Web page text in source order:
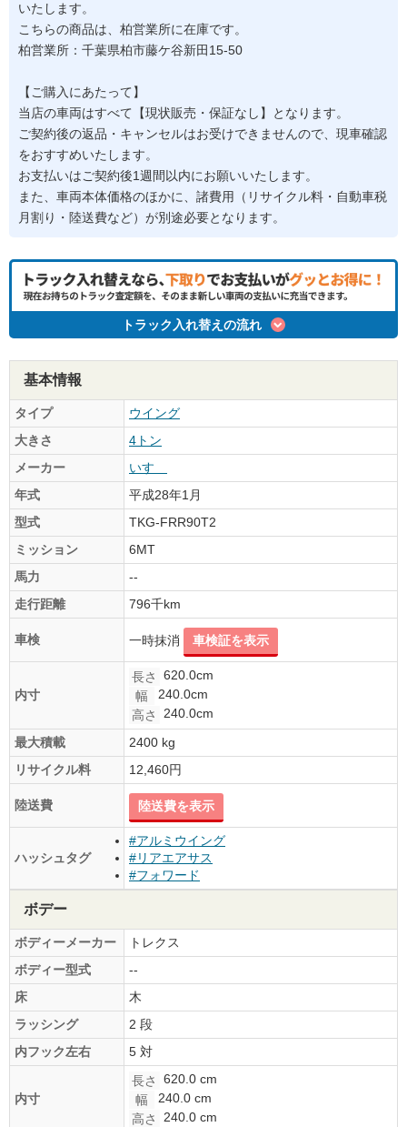
いたします。
こちらの商品は、柏営業所に在庫です。
柏営業所：千葉県柏市藤ケ谷新田15-50
【ご購入にあたって】
当店の車両はすべて【現状販売・保証なし】となります。
ご契約後の返品・キャンセルはお受けできませんので、現車確認
をおすすめいたします。
お支払いはご契約後1週間以内にお願いいたします。
また、車両本体価格のほかに、諸費用（リサイクル料・自動車税
月割り・陸送費など）が別途必要となります。
トラック入れ替えの流れ
基本情報
タイプ
ウイング
大きさ
4トン
メーカー
いすゞ
年式
平成28年1月
型式
TKG-FRR90T2
ミッション
6MT
馬力
--
走行距離
796千km
車検 一時抹消 車検証を表示
内寸
長さ
620.0cm
幅
240.0cm
高さ
240.0cm
最大積載
2400 kg
リサイクル料
12,460円
陸送費 陸送費を表示
ハッシュタグ
#アルミウイング
#リアエアサス
#フォワード
ボデー
ボディーメーカー
トレクス
ボディー型式
--
床
木
ラッシング
2 段
内フック左右
5 対
内寸
長さ
620.0 cm
幅
240.0 cm
高さ
240.0 cm